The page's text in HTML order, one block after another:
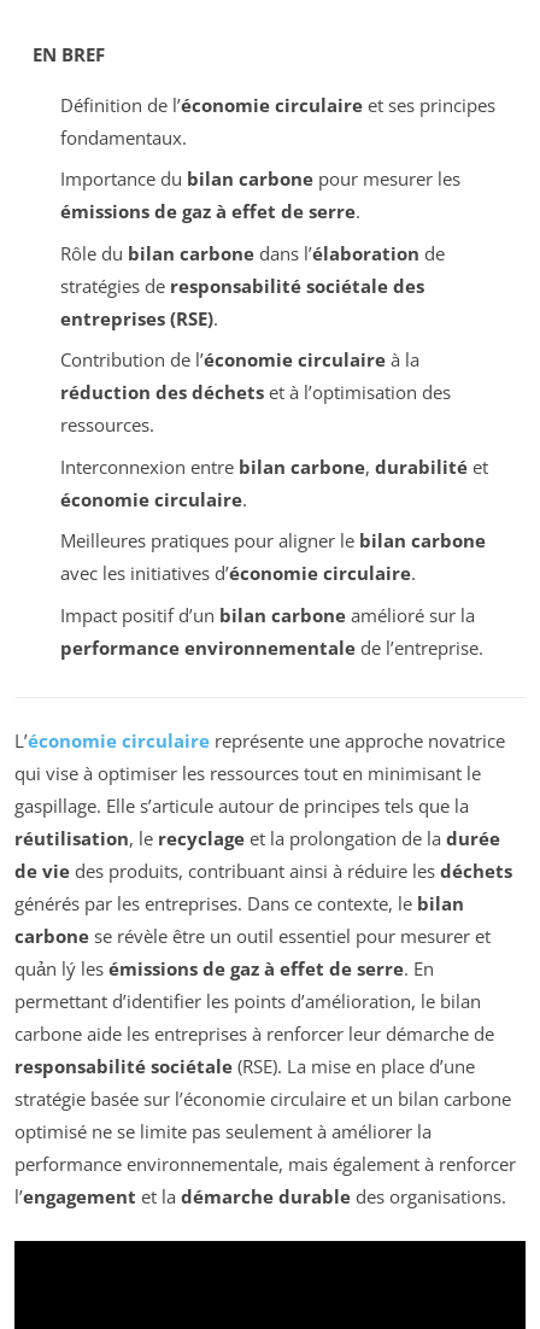
EN BREF
Définition de l’économie circulaireet ses principes
fondamentaux.
Importance du bilan carbonepour mesurer les
émissions de gaz à effet de serre.
Rôle du bilan carbonedans l’élaboration de
stratégies de responsabilité sociétale des
entreprises (RSE).
Contribution de l’économie circulaireà la
réduction des déchetset à l’optimisation des
ressources.
Interconnexion entre bilan carbone, durabilitéet
économie circulaire.
Meilleures pratiques pour aligner le bilan carbone
avec les initiatives d’économie circulaire.
Impact positif d’un bilan carboneamélioré sur la
performance environnementalede l’entreprise.
L’économie circulaire représente une approche novatrice
qui vise à optimiser les ressources tout en minimisant le
gaspillage. Elle s’articule autour de principes tels que la
réutilisation, le recyclage et la prolongation de la durée
de vie des produits, contribuant ainsi à réduire les déchets
générés par les entreprises. Dans ce contexte, le bilan
carbone se révèle être un outil essentiel pour mesurer et
quản lý les émissions de gaz à effet de serre. En
permettant d’identifier les points d’amélioration, le bilan
carbone aide les entreprises à renforcer leur démarche de
responsabilité sociétale (RSE). La mise en place d’une
stratégie basée sur l’économie circulaire et un bilan carbone
optimisé ne se limite pas seulement à améliorer la
performance environnementale, mais également à renforcer
l’engagement et la démarche durable des organisations.